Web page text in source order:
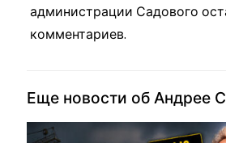
администрации Садового
комментариев.
Еще новости об Андрее